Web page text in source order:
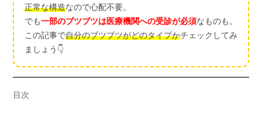
正常な構造なので心配不要。
でも一部のブツブツは医療機関への受診が必須なものも。
この記事で自分のブツブツがどのタイプかチェックしてみ
ましょう👇
目次